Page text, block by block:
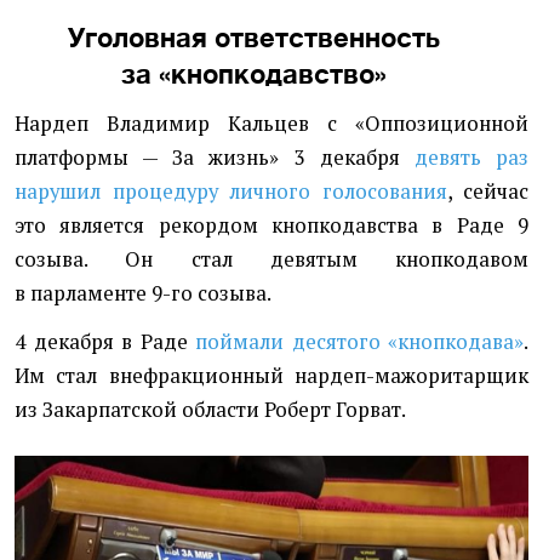
Уголовная ответственность
за «кнопкодавство»
Нардеп Владимир Кальцев с «Оппозиционной
платформы — За жизнь» 3 декабря девять раз
нарушил процедуру личного голосования, сейчас
это является рекордом кнопкодавства в Раде 9
созыва. Он стал девятым кнопкодавом
в парламенте 9-го созыва.
4 декабря в Раде поймали десятого «кнопкодава».
Им стал внефракционный нардеп-мажоритарщик
из Закарпатской области Роберт Горват.